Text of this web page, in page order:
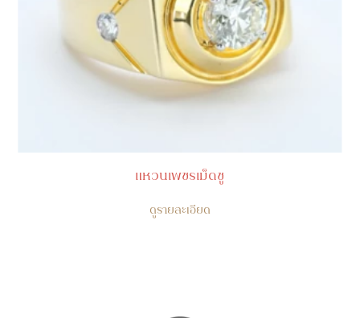
แหวนเพชรเม็ดชู
ดูรายละเอียด